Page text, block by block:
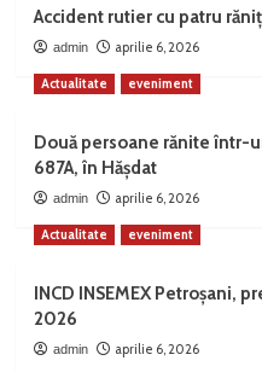
Accident rutier cu patru
admin aprilie 6, 2026
Actualitate eveniment
Două persoane rănite într-
687A, în Hășdat
admin aprilie 6, 2026
Actualitate eveniment
INCD INSEMEX Petroșani,
2026
admin aprilie 6, 2026